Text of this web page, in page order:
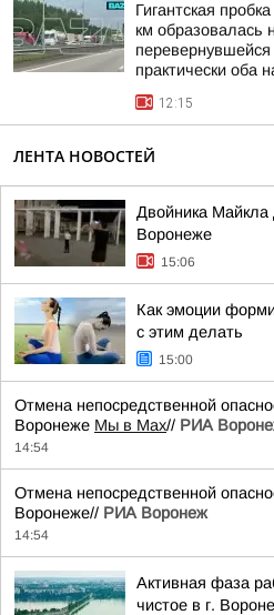
Гигантская
км
практически оба
12:15
ЛЕНТА НОВОСТЕЙ
Двойника Майкла
Воронеже
15:06
Как эмоции
с этим делать
15:00
Отмена непосредственной
Воронеже Мы в Мах// РИА
14:54
Отмена непосредственной
Воронеже// РИА Воронеж
14:54
Активная фаза
чистое в г.